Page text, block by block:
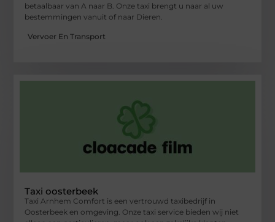
betaalbaar van A naar B. Onze taxi brengt u naar al uw
bestemmingen vanuit of naar Dieren.
Vervoer En Transport
Taxi oosterbeek
Taxi Arnhem Comfort is een vertrouwd taxibedrijf in
Oosterbeek en omgeving. Onze taxi service bieden wij niet